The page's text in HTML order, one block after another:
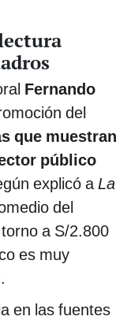
Fernando
del
que muestran
público
explicó a La
del
a S/2.800
es muy
en las fuentes